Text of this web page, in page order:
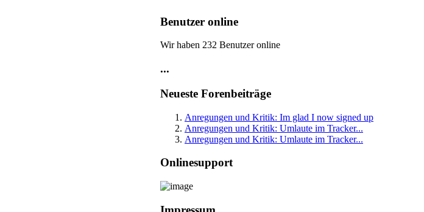
Benutzer online
Wir haben 232 Benutzer online
...
Neueste Forenbeiträge
Anregungen und Kritik: Im glad I now signed up
Anregungen und Kritik: Umlaute im Tracker...
Anregungen und Kritik: Umlaute im Tracker...
Onlinesupport